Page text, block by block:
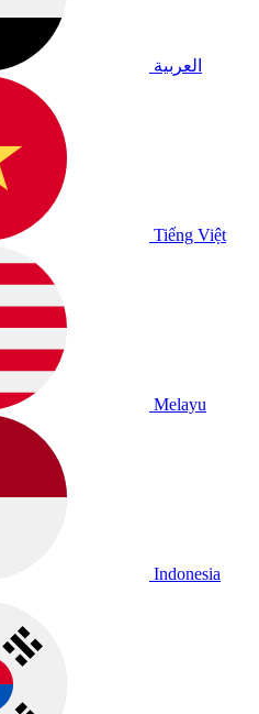
العربية
Tiếng Việt
Melayu
Indonesia